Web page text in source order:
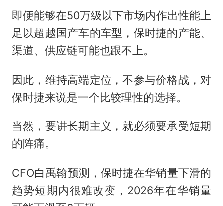
即便能够在50万级以下市场内作出性能上
足以超越国产车的车型，保时捷的产能、
渠道、供应链可能也跟不上。
因此，维持高端定位，不参与价格战，对
保时捷来说是一个比较理性的选择。
当然，要讲长期主义，就必须要承受短期
的阵痛。
CFO白禹翰预测，保时捷在华销量下滑的
趋势短期内很难改变，2026年在华销量